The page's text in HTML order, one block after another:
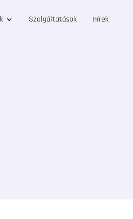
Szolgáltatások Hírek